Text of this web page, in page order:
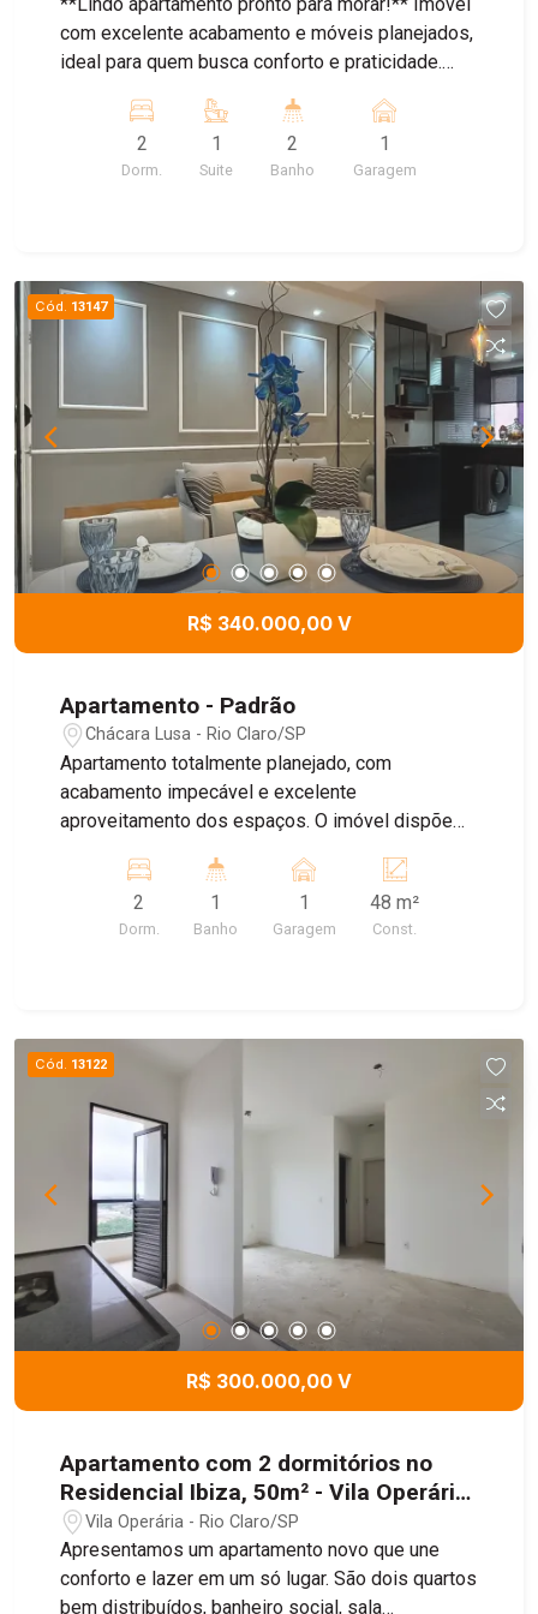
**Lindo apartamento pronto para morar!** Imóvel
com excelente acabamento e móveis planejados,
ideal para quem busca conforto e praticidade.
estar e jantar integradas, cozinha equipada com
cooktop e forno embutido, área de serviço e uma
sacada. O apartamento conta com móveis
banheiros já possuem box instalados,
proporcionando ainda mais comodidade para o
novo proprietário. Uma excelente oportunidade
para quem deseja adquirir um imóvel completo e
pronto para morar.
2
Dorm.
1
Suite
2
Banho
1
Garagem
Cód. 13147
R$ 340.000,00 V
Apartamento - Padrão
Chácara Lusa - Rio Claro/SP
Apartamento totalmente planejado, com
acabamento impecável e excelente
aproveitamento dos espaços. O imóvel dispõe
totalmente equipada, integrada à área de serviço,
além de sala para 2 ambientes, proporcionando
conforto e praticidade. Conta ainda com 1 vaga
2
Dorm.
1
Banho
1
Garagem
48 m²
Const.
Cód. 13122
R$ 300.000,00 V
Apartamento com 2 dormitórios no
Residencial Ibiza, 50m² - Vila Operária,
Rio Claro/SP
Vila Operária - Rio Claro/SP
Apresentamos um apartamento novo que une
conforto e lazer em um só lugar. São dois quartos
bem distribuídos, banheiro social, sala